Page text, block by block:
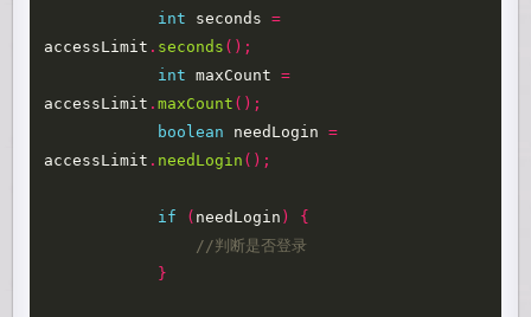
int
seconds
=
accessLimit . seconds ();
int
maxCount
=
accessLimit .maxCount ();
boolean
needLogin
=
accessLimit . needLogin ();
if ( needLogin )
{
//判断是否登录
}